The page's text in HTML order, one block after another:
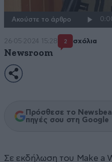
Ακούστε το άρθρο
26·05·2024 15:28 2 σχόλια
Newsroom
Πρόσθεσε το
πηγές σου στη Google
Σε εκδήλωση του Make a